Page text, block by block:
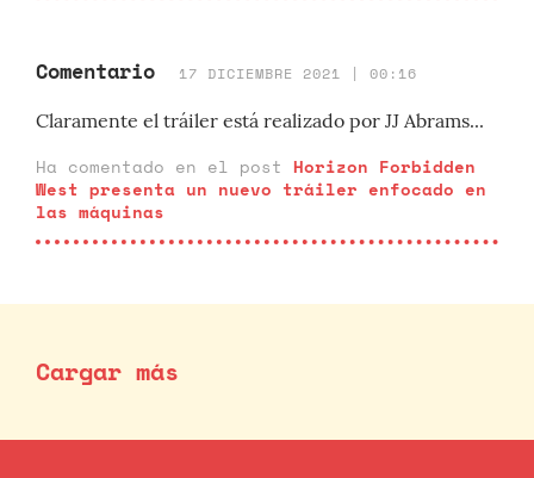
Comentario 17 DICIEMBRE 2021 | 00:16
Claramente el tráiler está realizado por JJ Abrams...
Ha comentado en el post Horizon Forbidden
West presenta un nuevo tráiler enfocado en
las máquinas
Cargar más